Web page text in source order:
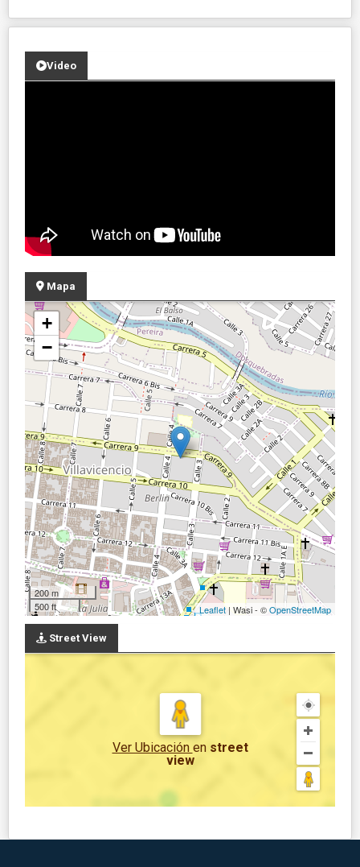
Video
Mapa
+
−
200 m
500 ft
Leaflet | Wasi - ©OpenStreetMap
Street View
Ver Ubicación en street
view